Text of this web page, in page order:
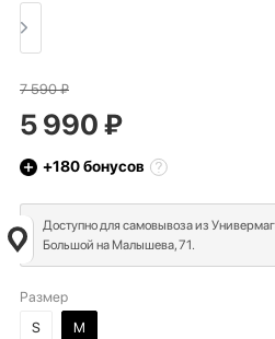
7 590₽
5 990₽
+180бонусов
Доступно для самовывоза из
Большой на Малышева, 71.
Размер
S
M